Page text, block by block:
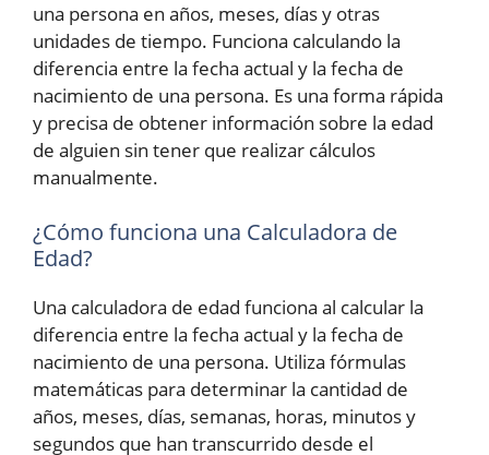
una persona en años, meses, días y otras
unidades de tiempo. Funciona calculando la
diferencia entre la fecha actual y la fecha de
nacimiento de una persona. Es una forma rápida
y precisa de obtener información sobre la edad
de alguien sin tener que realizar cálculos
manualmente.
¿Cómo funciona una Calculadora de
Edad?
Una calculadora de edad funciona al calcular la
diferencia entre la fecha actual y la fecha de
nacimiento de una persona. Utiliza fórmulas
matemáticas para determinar la cantidad de
años, meses, días, semanas, horas, minutos y
segundos que han transcurrido desde el